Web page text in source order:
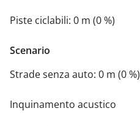
Piste ciclabili: 0 m (0 %)
Scenario
Strade senza auto: 0 m (0 %)
Inquinamento acustico